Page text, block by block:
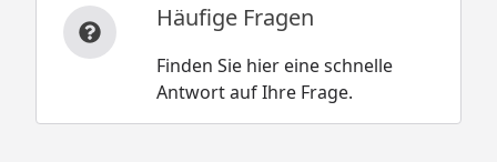
Häufige Fragen
Finden Sie hier eine schnelle
Antwort auf Ihre Frage.